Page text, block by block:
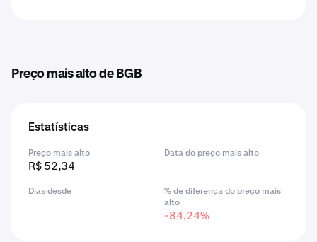
Preço mais alto de BGB
Estatísticas
Preço mais alto
R$ 52,34
Data do preço mais alto
Dias desde
% de diferença do preço mais
alto
-84,24%